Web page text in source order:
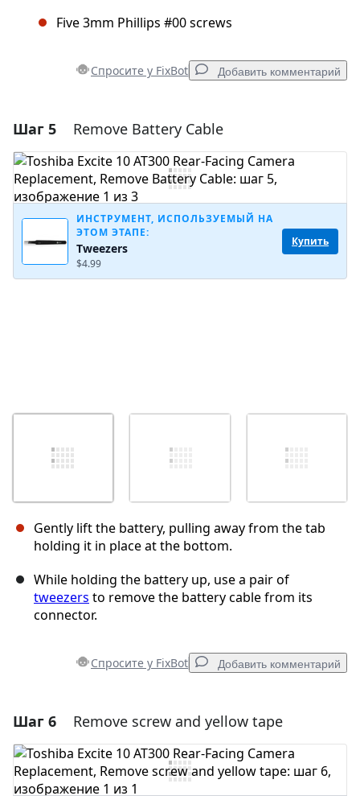
Five 3mm Phillips #00 screws
Спросите у FixBot Добавить комментарий
Добавить комментарий
Добавить комментарий
Отмена Оставить комментарий
Шаг 5 Remove Battery Cable
ИНСТРУМЕНТ, ИСПОЛЬЗУЕМЫЙ НА
ЭТОМ ЭТАПЕ:
Tweezers
$4.99
Купить
Gently lift the battery, pulling away from the tab
holding it in place at the bottom.
While holding the battery up, use a pair of
tweezers to remove the battery cable from its
connector.
Спросите у FixBot Добавить комментарий
Добавить комментарий
Добавить комментарий
Шаг 6 Remove screw and yellow tape